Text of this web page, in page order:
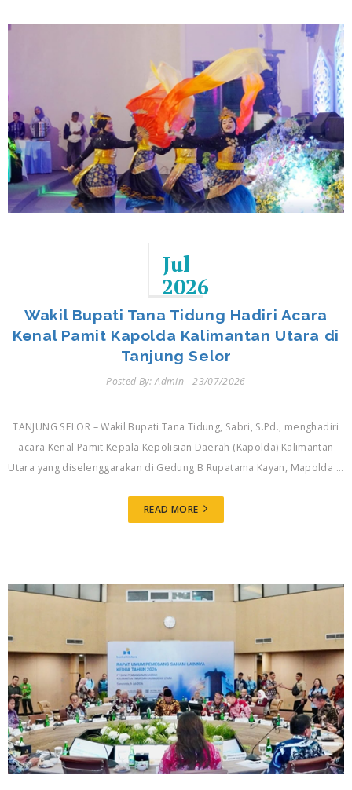
Jul
2026
Wakil Bupati Tana Tidung Hadiri Acara
Kenal Pamit Kapolda Kalimantan Utara di
Tanjung Selor
Posted By: Admin - 23/07/2026
TANJUNG SELOR – Wakil Bupati Tana Tidung, Sabri, S.Pd., menghadiri
acara Kenal Pamit Kepala Kepolisian Daerah (Kapolda) Kalimantan
Utara yang diselenggarakan di Gedung B Rupatama Kayan, Mapolda ...
READ MORE